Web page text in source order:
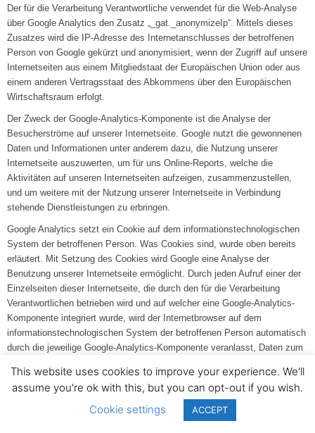
Der für die Verarbeitung Verantwortliche verwendet für die Web-Analyse
über Google Analytics den Zusatz „_gat._anonymizeIp“. Mittels dieses
Zusatzes wird die IP-Adresse des Internetanschlusses der betroffenen
Person von Google gekürzt und anonymisiert, wenn der Zugriff auf unsere
Internetseiten aus einem Mitgliedstaat der Europäischen Union oder aus
einem anderen Vertragsstaat des Abkommens über den Europäischen
Wirtschaftsraum erfolgt.
Der Zweck der Google-Analytics-Komponente ist die Analyse der
Besucherströme auf unserer Internetseite. Google nutzt die gewonnenen
Daten und Informationen unter anderem dazu, die Nutzung unserer
Internetseite auszuwerten, um für uns Online-Reports, welche die
Aktivitäten auf unseren Internetseiten aufzeigen, zusammenzustellen,
und um weitere mit der Nutzung unserer Internetseite in Verbindung
stehende Dienstleistungen zu erbringen.
Google Analytics setzt ein Cookie auf dem informationstechnologischen
System der betroffenen Person. Was Cookies sind, wurde oben bereits
erläutert. Mit Setzung des Cookies wird Google eine Analyse der
Benutzung unserer Internetseite ermöglicht. Durch jeden Aufruf einer der
Einzelseiten dieser Internetseite, die durch den für die Verarbeitung
Verantwortlichen betrieben wird und auf welcher eine Google-Analytics-
Komponente integriert wurde, wird der Internetbrowser auf dem
informationstechnologischen System der betroffenen Person automatisch
durch die jeweilige Google-Analytics-Komponente veranlasst, Daten zum
technischen Verfahrens erhält Google Kenntnis über personenbezogene
Daten, wie der IP-Adresse der betroffenen Person, die Google unter
anderem dazu dienen, die Herkunft der Besucher und Klicks
nachzuvollziehen und in der Folge Provisionsabrechnungen zu
This website uses cookies to improve your experience. We'll
assume you're ok with this, but you can opt-out if you wish.
Cookie settings
ACCEPT